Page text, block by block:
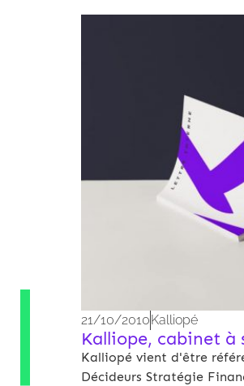
21/10/2010 Kalliopé
Kalliope, cabinet à
Kalliopé vient d'être
Décideurs Stratégie